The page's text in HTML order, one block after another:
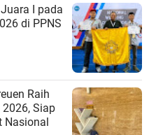
I pada
di PPNS
Raih
Siap
Nasional